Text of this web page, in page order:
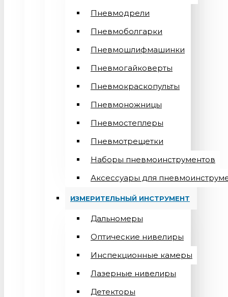
Пневмодрели
Пневмоболгарки
Пневмошлифмашинки
Пневмогайковерты
Пневмокраскопульты
Пневмоножницы
Пневмостеплеры
Пневмотрещетки
Наборы пневмоинструментов
Аксессуары для
ИЗМЕРИТЕЛЬНЫЙ ИНСТРУМЕНТ
Дальномеры
Оптические нивелиры
Инспекционные камеры
Лазерные нивелиры
Детекторы